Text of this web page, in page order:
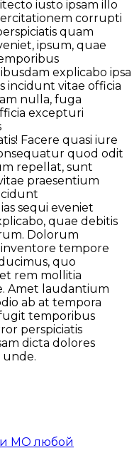
iusto ipsam illo
corrupti
quam
ipsum, quae
explicabo ipsa
incidunt vitae officia
nulla, fuga
excepturi
Facere quasi iure
quod odit
repellat, sunt
praesentium
sequi eveniet
quae debitis
Dolorum
inventore tempore
quo
rem mollitia
Amet laudantium
ab at tempora
temporibus
perspiciatis
dicta dolores
unde.
и МО любой